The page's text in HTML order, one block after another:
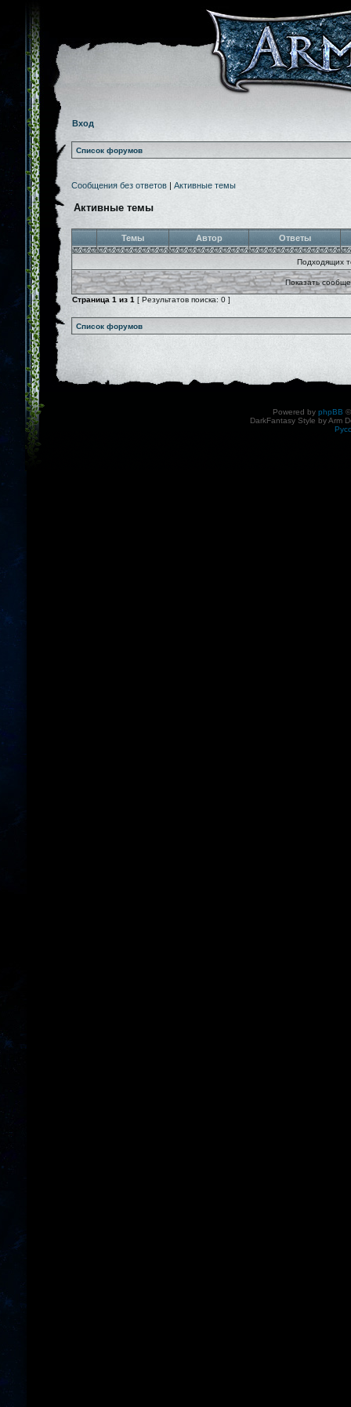
Вход
Список форумов
Сообщения без ответов | Активные темы
Активные темы
Темы Автор Ответы
Подходящих
Показать
Страница 1 из 1 [ Результатов поиска: 0 ]
Список форумов
Powered by phpBB
DarkFantasy Style by Arm